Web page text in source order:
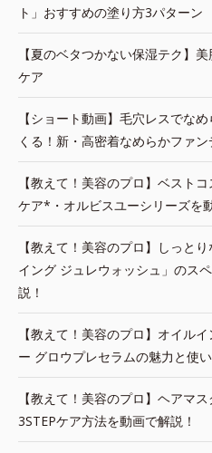
ト」おすすめの塗り方3パターン
【夏のベタつかない保湿テク】
ケア
【ショート動画】毛穴レスでな
くる！新・高密着なめらかファ
【教えて！美容のプロ】ベスト
ケア*・オルビスユーシリーズを
【教えて！美容のプロ】しっと
イング ジュレウォッシュ」のス
説！
【教えて！美容のプロ】オイル
ー グロウプレセラムの魅力と使
【教えて！美容のプロ】ヘアマ
3STEPケア方法を動画で解説！